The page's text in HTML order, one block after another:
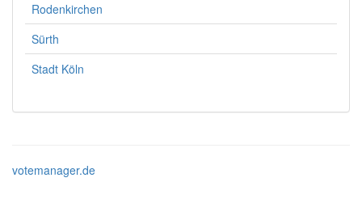
Rodenkirchen
Sürth
Stadt Köln
votemanager.de